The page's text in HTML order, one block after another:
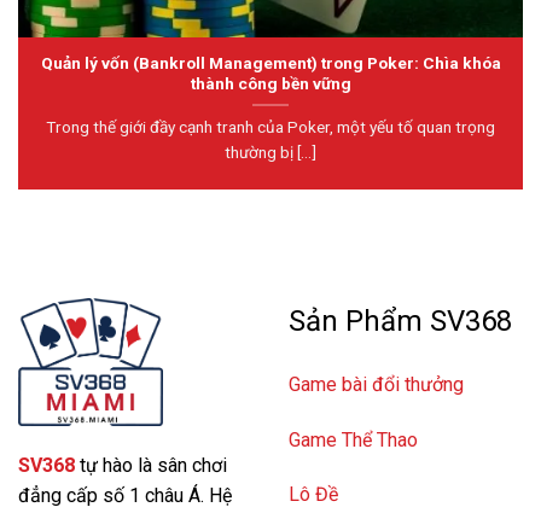
Quản lý vốn (Bankroll Management) trong Poker: Chìa khóa
thành công bền vững
Trong thế giới đầy cạnh tranh của Poker, một yếu tố quan trọng
thường bị [...]
SV368 tự hào là sân chơi
đẳng cấp số 1 châu Á. Hệ
Sản Phẩm SV368
Game bài đổi thưởng
Game Thể Thao
Lô Đề